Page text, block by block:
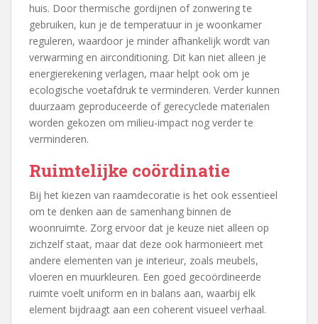
huis. Door thermische gordijnen of zonwering te
gebruiken, kun je de temperatuur in je woonkamer
reguleren, waardoor je minder afhankelijk wordt van
verwarming en airconditioning. Dit kan niet alleen je
energierekening verlagen, maar helpt ook om je
ecologische voetafdruk te verminderen. Verder kunnen
duurzaam geproduceerde of gerecyclede materialen
worden gekozen om milieu-impact nog verder te
verminderen.
Ruimtelijke coördinatie
Bij het kiezen van raamdecoratie is het ook essentieel
om te denken aan de samenhang binnen de
woonruimte. Zorg ervoor dat je keuze niet alleen op
zichzelf staat, maar dat deze ook harmonieert met
andere elementen van je interieur, zoals meubels,
vloeren en muurkleuren. Een goed gecoördineerde
ruimte voelt uniform en in balans aan, waarbij elk
element bijdraagt aan een coherent visueel verhaal.